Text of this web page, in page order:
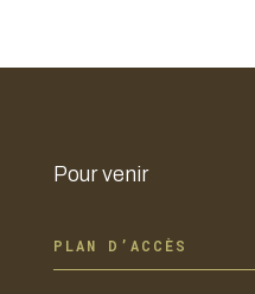
Pour venir
PLAN D’ACCÈS